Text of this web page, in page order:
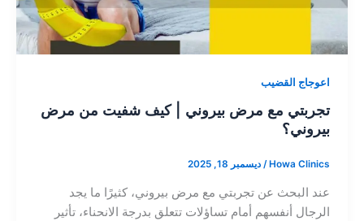
اعوجاج القضيب
تجربتي مع مرض بيروني | كيف شفيت من مرض
بيروني؟
Howa Clinics
/ ديسمبر 18, 2025
عند البحث عن تجربتي مع مرض بيروني، كثيرًا ما يجد
الرجال أنفسهم أمام تساؤلات تتعلق بدرجة الانحناء، تأثير